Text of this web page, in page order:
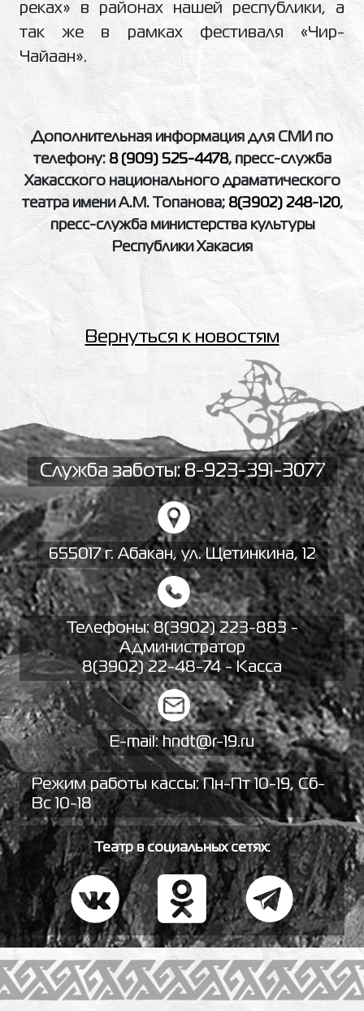
реках» в районах нашей республики, а
так же в рамках фестиваля «Чир-
Чайаан».
Дополнительная информация для СМИ по
телефону: 8 (909) 525-4478, пресс-служба
Хакасского национального драматического
театра имени А.М. Топанова; 8(3902) 248-120,
пресс-служба министерства культуры
Республики Хакасия
Вернуться к новостям
Служба заботы: 8-923-391-3077
655017 г. Абакан, ул. Щетинкина, 12
Телефоны:8(3902) 223-883 -
Администратор
8(3902) 22-48-74 - Касса
E-mail:hndt@r-19.ru
Режим работы кассы: Пн-Пт 10-19, Сб-
Вс 10-18
Театр в социальных сетях: